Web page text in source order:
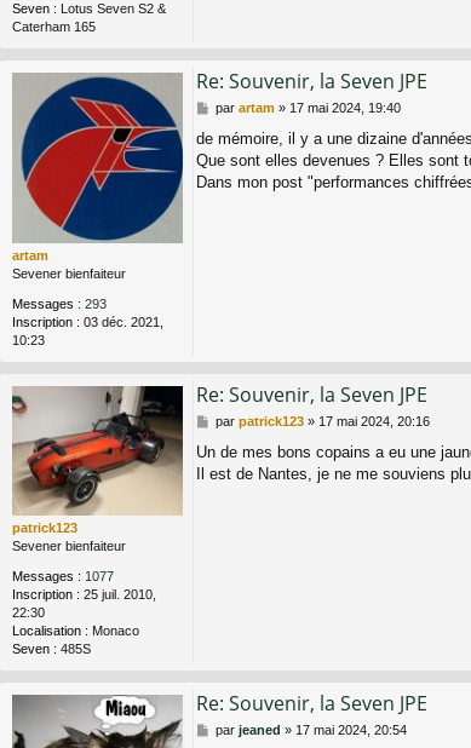
Seven : Lotus Seven S2 &
Caterham 165
artam
Sevener bienfaiteur
Messages : 293
Inscription : 03 déc. 2021,
10:23
Re: Souvenir, la Seven JPE
M
s
s
a
par artam» 17 mai 2024, 19:40
de mémoire, il y a une dizaine
Que sont elles devenues ? Elles sont
Dans mon post "performances
patrick123
Sevener bienfaiteur
Messages : 1077
Inscription : 25 juil. 2010,
22:30
Localisation : Monaco
Seven : 485S
Re: Souvenir, la Seven JPE
M
s
s
par patrick123» 17 mai 2024, 20:16
Un de mes bons copains a eu une
Il est de Nantes, je ne me souviens
Re: Souvenir, la Seven JPE
M
par jeaned » 17 mai 2024, 20:54